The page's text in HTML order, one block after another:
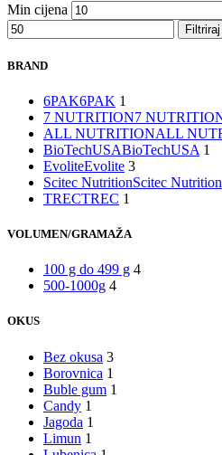
Min cijena
Filtriraj
BRAND
6PAK6PAK 1
7 NUTRITION7
ALL NUTRITIONALL
BioTechUSABioTechUSA 1
EvoliteEvolite 3
Scitec NutritionScitec Nutrition
TRECTREC 1
VOLUMEN/GRAMAŽA
100 g do 499 g 4
500-1000g 4
OKUS
Bez okusa 3
Borovnica 1
Buble gum 1
Candy 1
Jagoda 1
Limun 1